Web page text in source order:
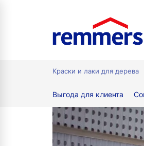
Краски и лаки для дерева
Выгода для клиента